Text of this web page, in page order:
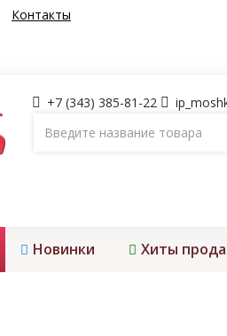
Контакты
+7 (343) 385-81-22
Новинки Хиты